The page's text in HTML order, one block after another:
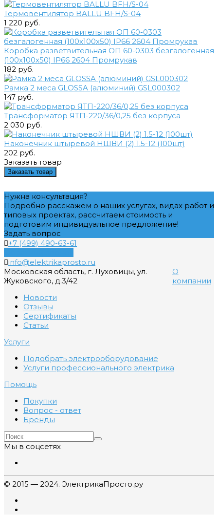
Термовентилятор BALLU BFH/S-04
1 220 руб.
Коробка разветвительная ОП 60-0303 безгалогенная
(100х100х50) IP66 2604 Промрукав
182 руб.
Рамка 2 меса GLOSSA (алюминий) GSL000302
147 руб.
Трансформатор ЯТП-220/36/0,25 без корпуса
2 030 руб.
Наконечник штыревой НШВИ (2) 1.5-12 (100шт)
202 руб.
Заказать товар
Заказать товар
Нужна консультация?
Подробно расскажем о наших услугах, видах работ и
типовых проектах, рассчитаем стоимость и
подготовим индивидуальное предложение!
Задать вопрос
+7 (499) 490-63-61
info@elektrikaprosto.ru
Московская область, г. Луховицы, ул.
Жуковского, д.3/42
О
компании
Новости
Отзывы
Сертификаты
Статьи
Услуги
Подобрать электрооборудование
Услуги профессионального электрика
Помощь
Покупки
Вопрос - ответ
Бренды
Мы в соцсетях
© 2015 — 2024. ЭлектрикаПросто.ру